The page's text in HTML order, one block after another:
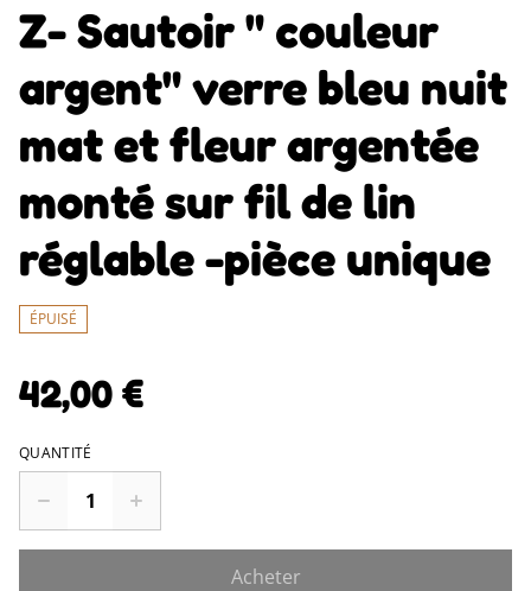
Z- Sautoir " couleur
argent" verre bleu nuit
mat et fleur argentée
monté sur fil de lin
réglable -pièce unique
ÉPUISÉ
42,00 €
QUANTITÉ
Acheter